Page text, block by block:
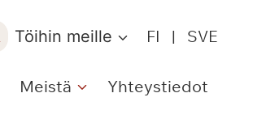
Töihin meille FI | SVE
Meistä Yhteystiedot